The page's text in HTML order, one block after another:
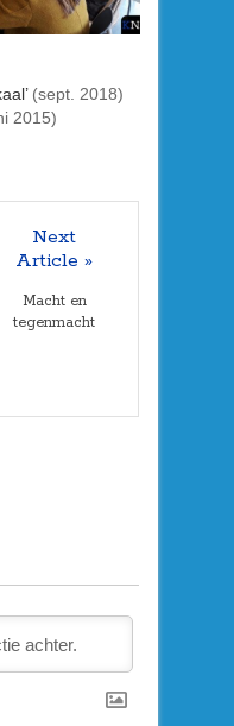
(sept. 2018)
2015)
Next
Article »
Macht en
tegenmacht